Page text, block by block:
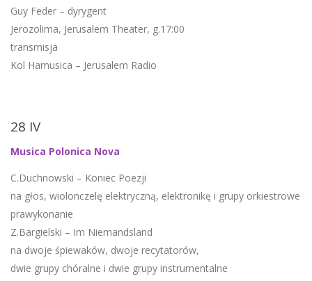
Guy Feder – dyrygent
Jerozolima, Jerusalem Theater, g.17:00
transmisja
Kol Hamusica – Jerusalem Radio
28 IV
Musica Polonica Nova
C.Duchnowski – Koniec Poezji
na głos, wiolonczelę elektryczną, elektronikę i grupy orkiestrowe
prawykonanie
Z.Bargielski – Im Niemandsland
na dwoje śpiewaków, dwoje recytatorów,
dwie grupy chóralne i dwie grupy instrumentalne